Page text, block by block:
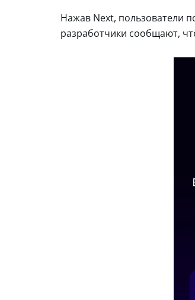
Нажав Next, пользователи
разработчики сообщают,